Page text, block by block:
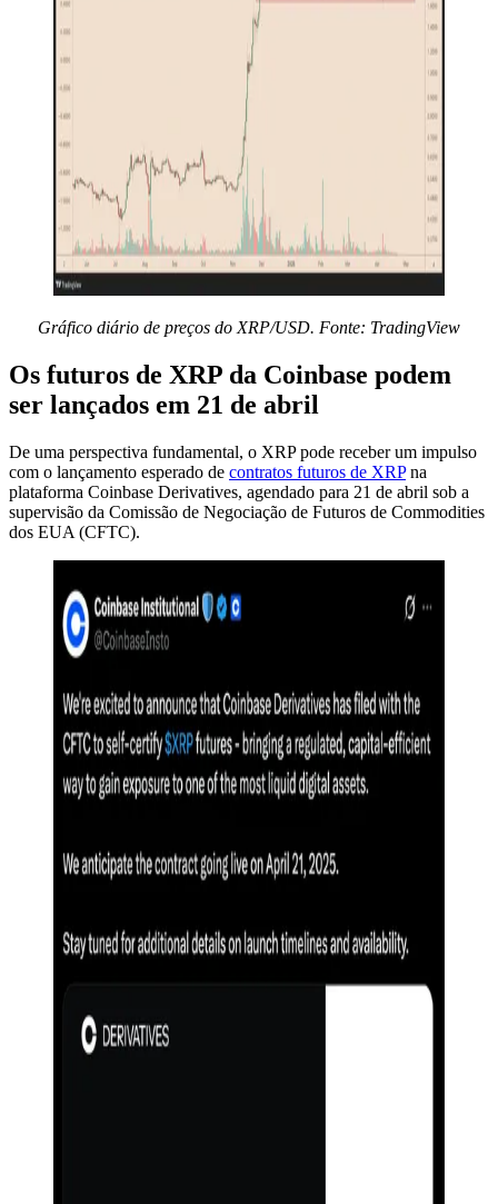
Gráfico diário de preços do XRP/USD. Fonte: TradingView
Os futuros de XRP da Coinbase podem
ser lançados em 21 de abril
De uma perspectiva fundamental, o XRP pode receber um impulso
com o lançamento esperado de contratos futuros de XRPna
plataforma Coinbase Derivatives, agendado para 21 de abril sob a
supervisão da Comissão de Negociação de Futuros de Commodities
dos EUA (CFTC).